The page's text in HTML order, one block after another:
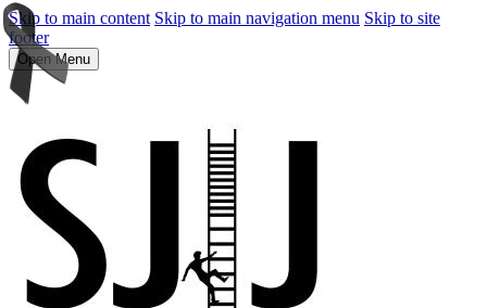
Skip to main content Skip to main navigation menu Skip to site
footer
Open Menu